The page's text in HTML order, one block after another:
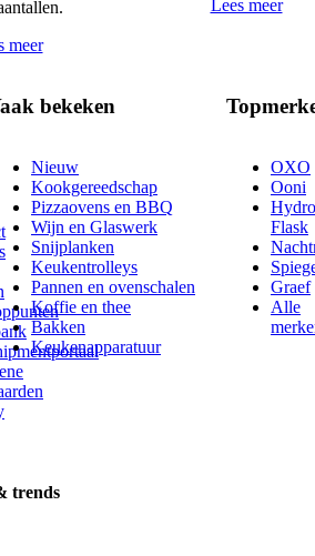
meer
Lees meer
bekeken
Nieuw
Kookgereedschap
Pizzaovens en BBQ
Wijn en Glaswerk
Snijplanken
Keukentrolleys
Pannen en ovenschalen
Koffie en thee
Bakken
Keukenapparatuur
OXO
Ooni
Hydro
Flask
Graef
Alle
trends